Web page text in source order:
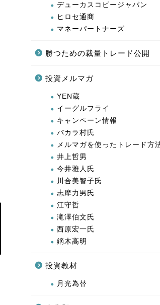
デューカスコピージャパン
ヒロセ通商
マネーパートナーズ
勝つための裁量トレード公開
投資メルマガ
YEN蔵
イーグルフライ
キャンペーン情報
バカラ村氏
メルマガを使ったトレード方
井上哲男
今井雅人氏
川合美智子氏
志摩力男氏
江守哲
滝澤伯文氏
西原宏一氏
鏑木高明
投資教材
月光為替